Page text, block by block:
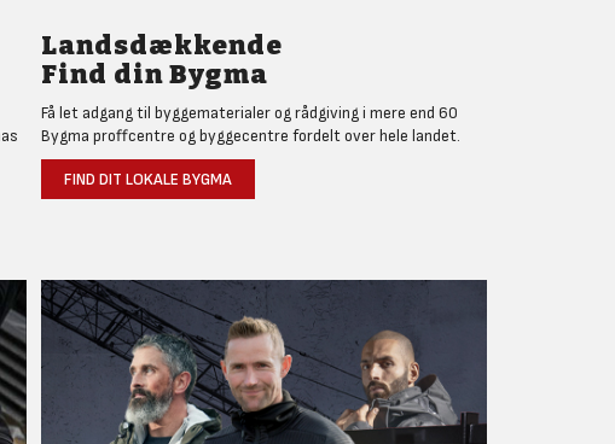
Landsdækkende
Find din Bygma
Få let adgang til byggematerialer og rådgiving i mere end 60
Bygma proffcentre og byggecentre fordelt over hele landet.
FIND DIT LOKALE BYGMA